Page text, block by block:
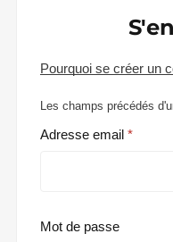
Pourquoi se créer un
Les champs précédés
Adresse email
Mot de passe